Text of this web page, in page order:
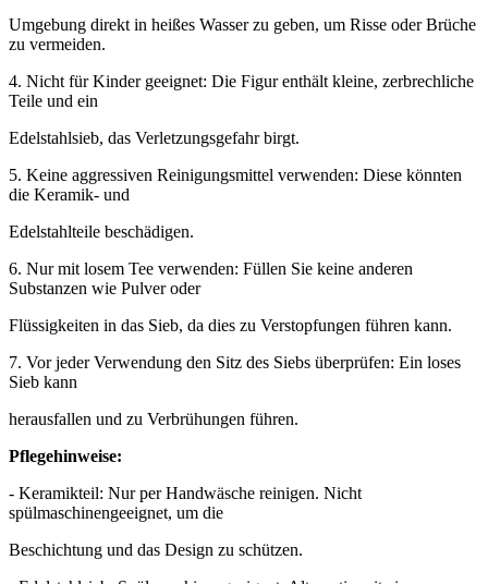
Umgebung direkt in heißes Wasser zu geben, um Risse oder Brüche
zu vermeiden.
4. Nicht für Kinder geeignet: Die Figur enthält kleine, zerbrechliche
Teile und ein
Edelstahlsieb, das Verletzungsgefahr birgt.
5. Keine aggressiven Reinigungsmittel verwenden: Diese könnten
die Keramik- und
Edelstahlteile beschädigen.
6. Nur mit losem Tee verwenden: Füllen Sie keine anderen
Substanzen wie Pulver oder
Flüssigkeiten in das Sieb, da dies zu Verstopfungen führen kann.
7. Vor jeder Verwendung den Sitz des Siebs überprüfen: Ein loses
Sieb kann
herausfallen und zu Verbrühungen führen.
Pflegehinweise:
- Keramikteil: Nur per Handwäsche reinigen. Nicht
spülmaschinengeeignet, um die
Beschichtung und das Design zu schützen.